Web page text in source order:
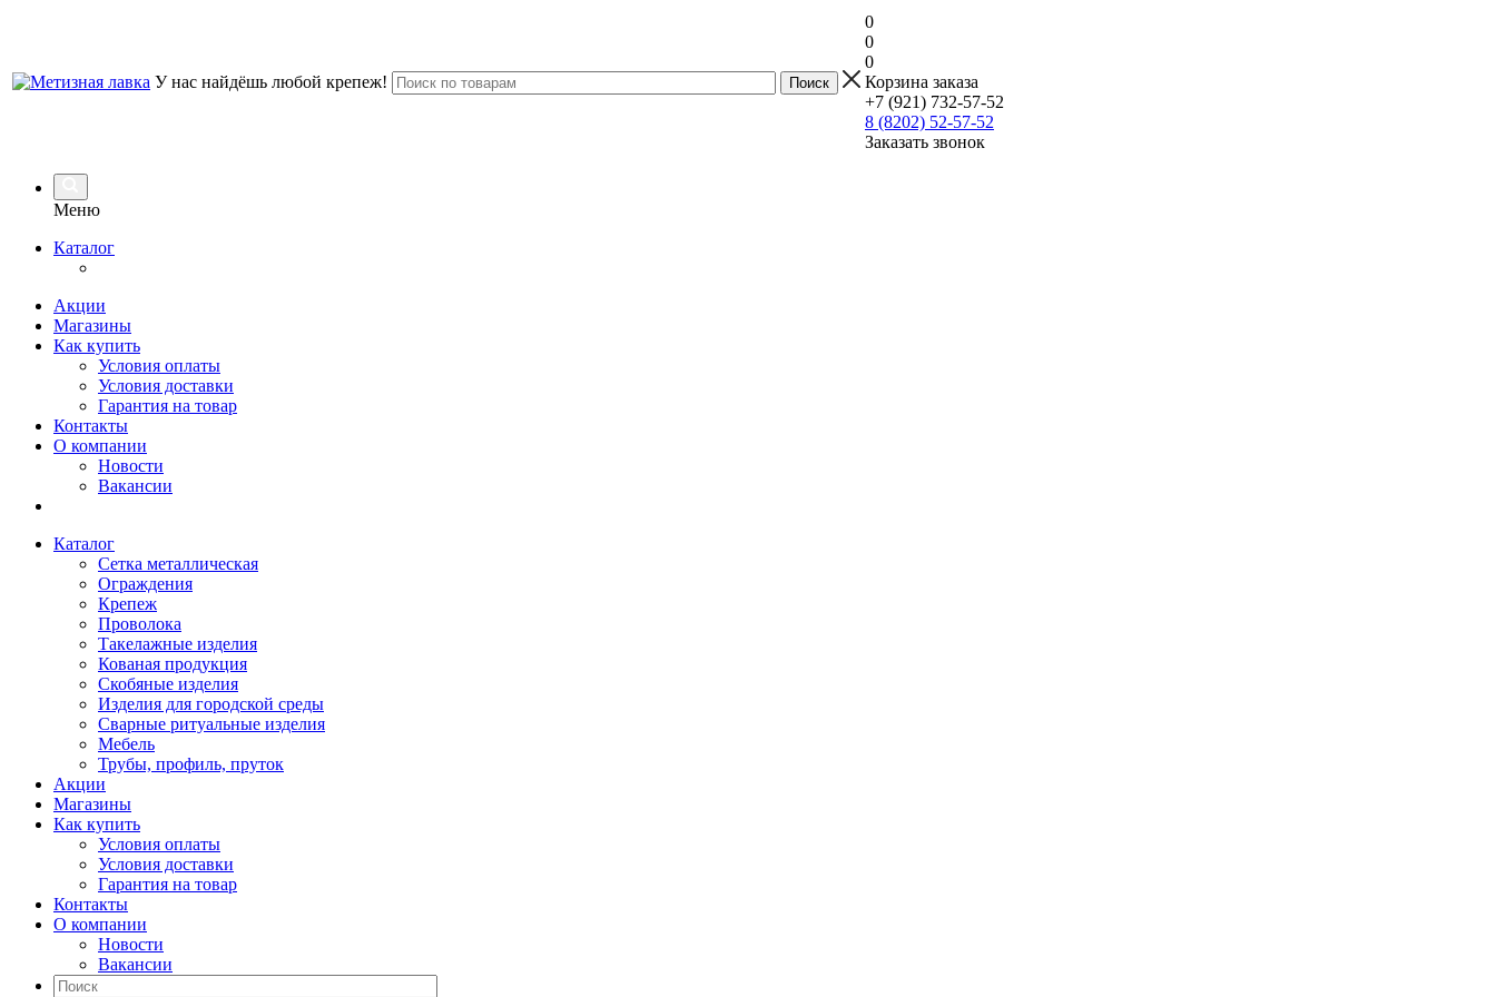
У нас найдёшь любой крепеж!
0
0
0
Корзина заказа
+7 (921) 732-57-52
8 (8202) 52-57-52
Заказать звонок
Меню
Каталог
Акции
Магазины
Как купить
Условия оплаты
Условия доставки
Гарантия на товар
Контакты
О компании
Новости
Вакансии
Каталог
Сетка металлическая
Ограждения
Крепеж
Проволока
Такелажные изделия
Кованая продукция
Скобяные изделия
Изделия для городской среды
Сварные ритуальные изделия
Мебель
Трубы, профиль, пруток
Акции
Магазины
Как купить
Условия оплаты
Условия доставки
Гарантия на товар
Контакты
О компании
Новости
Вакансии